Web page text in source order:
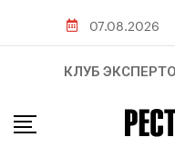
07.08.2026
КЛУБ